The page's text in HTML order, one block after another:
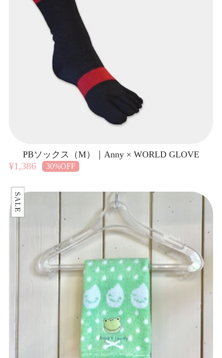
PBソックス（M）｜Anny × WORLD GLOVE
¥1,386 30%OFF